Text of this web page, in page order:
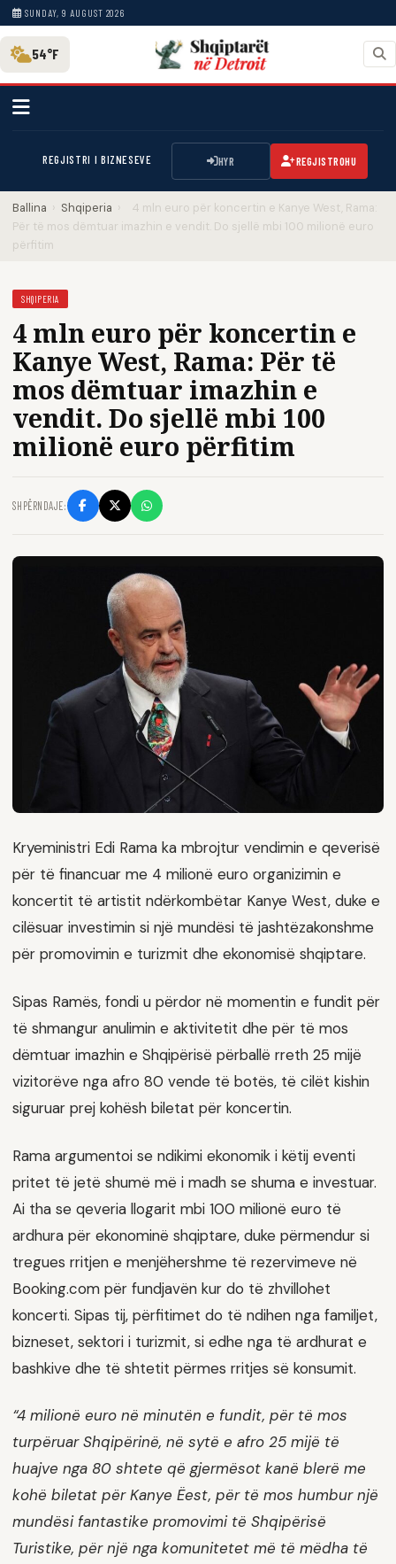
SUNDAY, 9 AUGUST 2026
54°F
REGJISTRI I BIZNESEVE HYR REGJISTROHU
Ballina › Shqiperia ›
4 mln euro për koncertin e Kanye West, Rama:
Për të mos dëmtuar imazhin e vendit. Do sjellë mbi 100 milionë euro
përfitim
SHQIPERIA
4 mln euro për koncertin e
Kanye West, Rama: Për të
mos dëmtuar imazhin e
vendit. Do sjellë mbi 100
milionë euro përfitim
SHPËRNDAJE:
Kryeministri Edi Rama ka mbrojtur vendimin e qeverisë
për të financuar me 4 milionë euro organizimin e
koncertit të artistit ndërkombëtar Kanye West, duke e
cilësuar investimin si një mundësi të jashtëzakonshme
për promovimin e turizmit dhe ekonomisë shqiptare.
Sipas Ramës, fondi u përdor në momentin e fundit për
të shmangur anulimin e aktivitetit dhe për të mos
dëmtuar imazhin e Shqipërisë përballë rreth 25 mijë
vizitorëve nga afro 80 vende të botës, të cilët kishin
siguruar prej kohësh biletat për koncertin.
Rama argumentoi se ndikimi ekonomik i këtij eventi
pritet të jetë shumë më i madh se shuma e investuar.
Ai tha se qeveria llogarit mbi 100 milionë euro të
ardhura për ekonominë shqiptare, duke përmendur si
tregues rritjen e menjëhershme të rezervimeve në
Booking.com për fundjavën kur do të zhvillohet
koncerti. Sipas tij, përfitimet do të ndihen nga familjet,
bizneset, sektori i turizmit, si edhe nga të ardhurat e
bashkive dhe të shtetit përmes rritjes së konsumit.
“4 milionë euro në minutën e fundit, për të mos
turpëruar Shqipërinë, në sytë e afro 25 mijë të
huajve nga 80 shtete që gjermësot kanë blerë me
kohë biletat për Kanye Ëest, për të mos humbur një
mundësi fantastike promovimi të Shqipërisë
Turistike, për një nga komunitetet më të mëdha të